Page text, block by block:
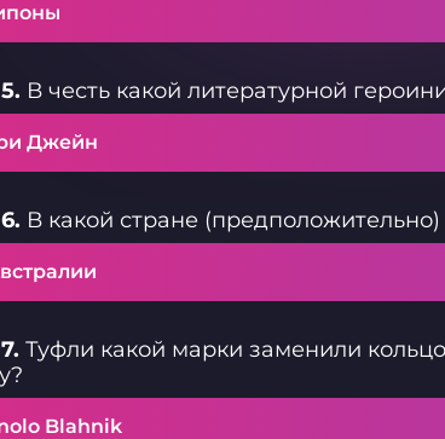
В честь какой литературной
Джейн
В какой стране (предположительно)
Туфли какой марки заменили
Blahnik